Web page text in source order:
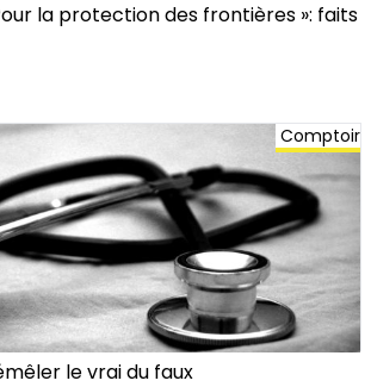
la protection des frontières »: faits
Comptoir
le vrai du faux